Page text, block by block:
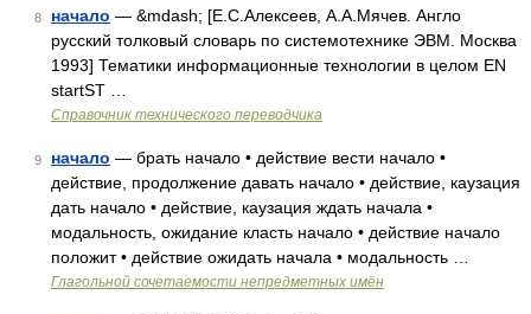
8 начало — &mdash; [Е.С.Алексеев, А.А.Мячев. Англо
русский толковый словарь по системотехнике ЭВМ. Москва
1993] Тематики информационные технологии в целом EN
startST …
Справочник технического переводчика
9 начало — брать начало • действие вести начало •
действие, продолжение давать начало • действие, каузация
дать начало • действие, каузация ждать начала •
модальность, ожидание класть начало • действие начало
положит • действие ожидать начала • модальность …
Глагольной сочетаемости непредметных имён